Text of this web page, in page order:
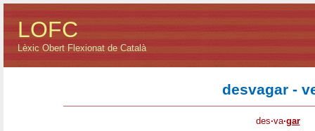
LOFC
Lèxic Obert Flexionat de Català
desvagar -
des·va·gar